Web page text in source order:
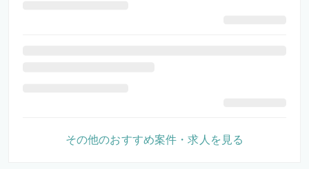
その他のおすすめ案件・求人を見る